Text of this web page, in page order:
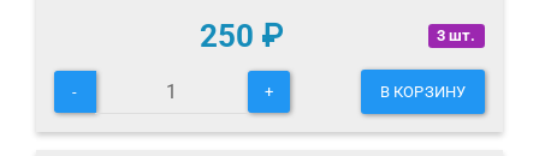
3 шт.
250 ₽
- + В КОРЗИНУ